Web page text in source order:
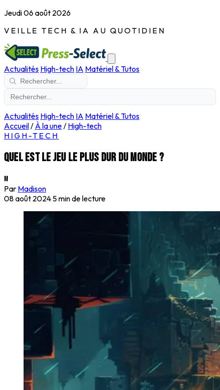
Jeudi 06 août 2026
VEILLE TECH & IA AU QUOTIDIEN
Actualités High-tech IA Matériel & Tutos
Actualités High-tech IA Matériel & Tutos
Accueil/ À la une/ High-tech
HIGH-TECH
Quel est le jeu le plus dur du monde ?
M
Par Madison
08 août 2024 5 min de lecture